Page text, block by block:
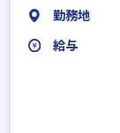
勤務地
給与